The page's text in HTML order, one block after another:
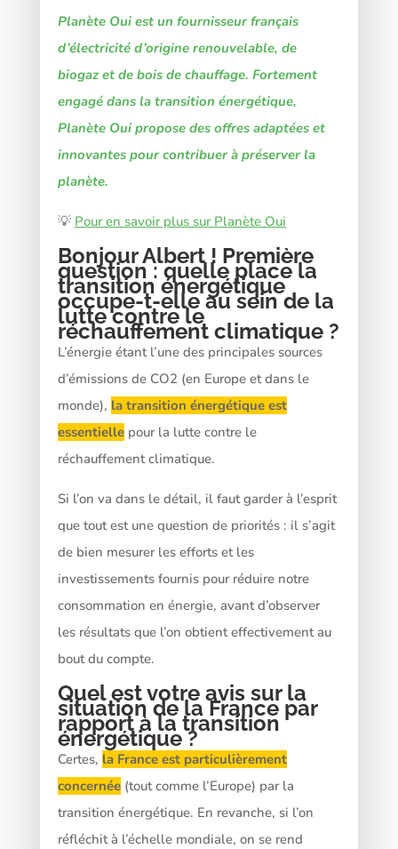
Planète Oui est un fournisseurfrançais
d’électricitéd’origine renouvelable, de
biogaz et de bois de chauffage. Fortement
engagé dans la transition énergétique,
Planète Oui propose des offres adaptées et
innovantes pour contribuer à préserver la
planète.
💡 Pour en savoir plus sur Planète Oui
Bonjour Albert ! Première
question : quelle place la
transition énergétique
occupe-t-elle au sein de la
lutte contre le
réchauffement climatique ?
L’énergie étant l’une des principales sources
d’émissions de CO2 (en Europe et dans le
monde), la transition énergétique est
essentiellepour la lutte contre le
réchauffement climatique.
Si l’on va dans le détail, il faut garder à l’esprit
que tout est une question de priorités : il s’agit
de bien mesurer les efforts et les
investissements fournis pour réduire notre
consommation en énergie, avant d’observer
les résultats que l’on obtient effectivement au
bout du compte.
Quel est votre avis sur la
situation de la France par
rapport à la transition
énergétique ?
Certes, la France est particulièrement
concernée(tout comme l’Europe) par la
transition énergétique. En revanche, si l’on
réfléchit à l’échelle mondiale, on se rend